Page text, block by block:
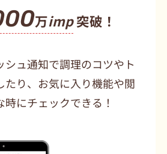
万imp突破！
シュ通知で調理のコツやト
たり、お気に入り機能や閲
にチェックできる！